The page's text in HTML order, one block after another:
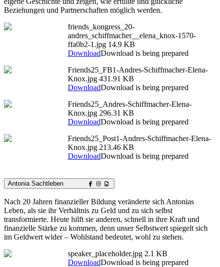
Beziehungen und Partnerschaften möglich werden.
friends_kongress_20-
andres_schiffmacher__elena_knox-1570-
ffa0b2-1.jpg 14.9 KB
DownloadDownload is being prepared
Friends25_FB1-Andres-Schiffmacher-Elena-
Knox.jpg 431.91 KB
DownloadDownload is being prepared
Friends25_Andres-Schiffmacher-Elena-
Knox.jpg 296.31 KB
DownloadDownload is being prepared
Friends25_Post1-Andres-Schiffmacher-Elena-
Knox.jpg 213.46 KB
DownloadDownload is being prepared
Antonia Sachtleben
Nach 20 Jahren finanzieller Bildung veränderte sich Antonias
Leben, als sie ihr Verhältnis zu Geld und zu sich selbst
transformierte. Heute hilft sie anderen, schnell in ihre Kraft und
finanzielle Stärke zu kommen, denn unser Selbstwert spiegelt sich
im Geldwert wider – Wohlstand bedeutet, wohl zu stehen.
speaker_placeholder.jpg 2.1 KB
DownloadDownload is being prepared